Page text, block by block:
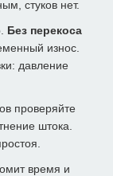
стуков нет.
Без перекоса
износ.
давление
проверяйте
штока.
время и